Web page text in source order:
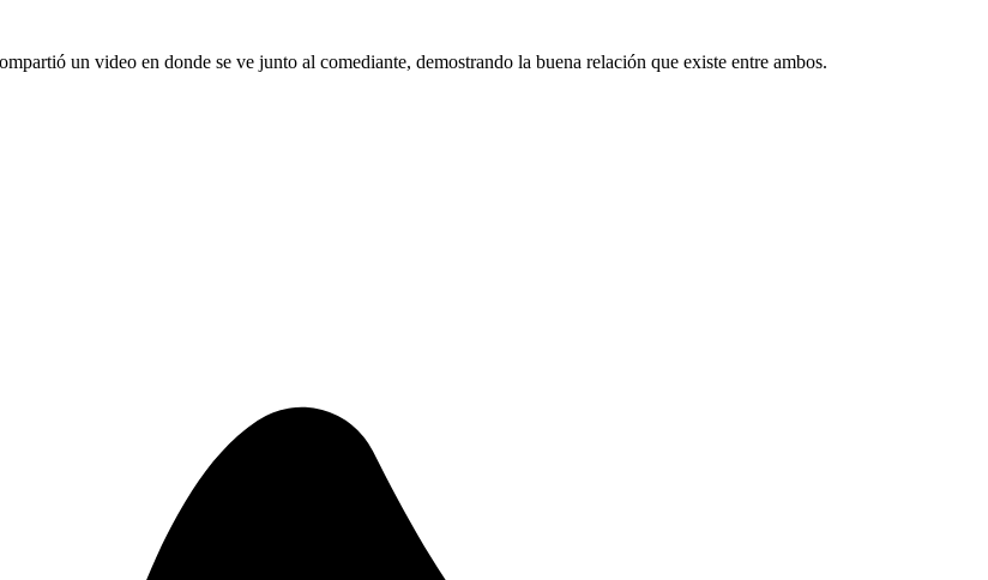
un video en donde se ve junto al comediante, demostrando la buena relación que existe entre ambos.